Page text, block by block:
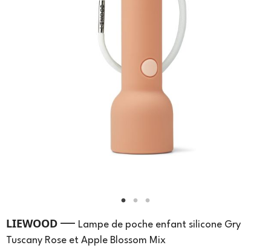
LIEWOOD — Lampe de poche enfant silicone Gry
Tuscany Rose et Apple Blossom Mix